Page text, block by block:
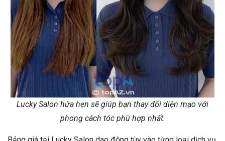
Lucky Salon hứa hẹn sẽ giúp bạn thay đổi diện mạo với
phong cách tóc phù hợp nhất.